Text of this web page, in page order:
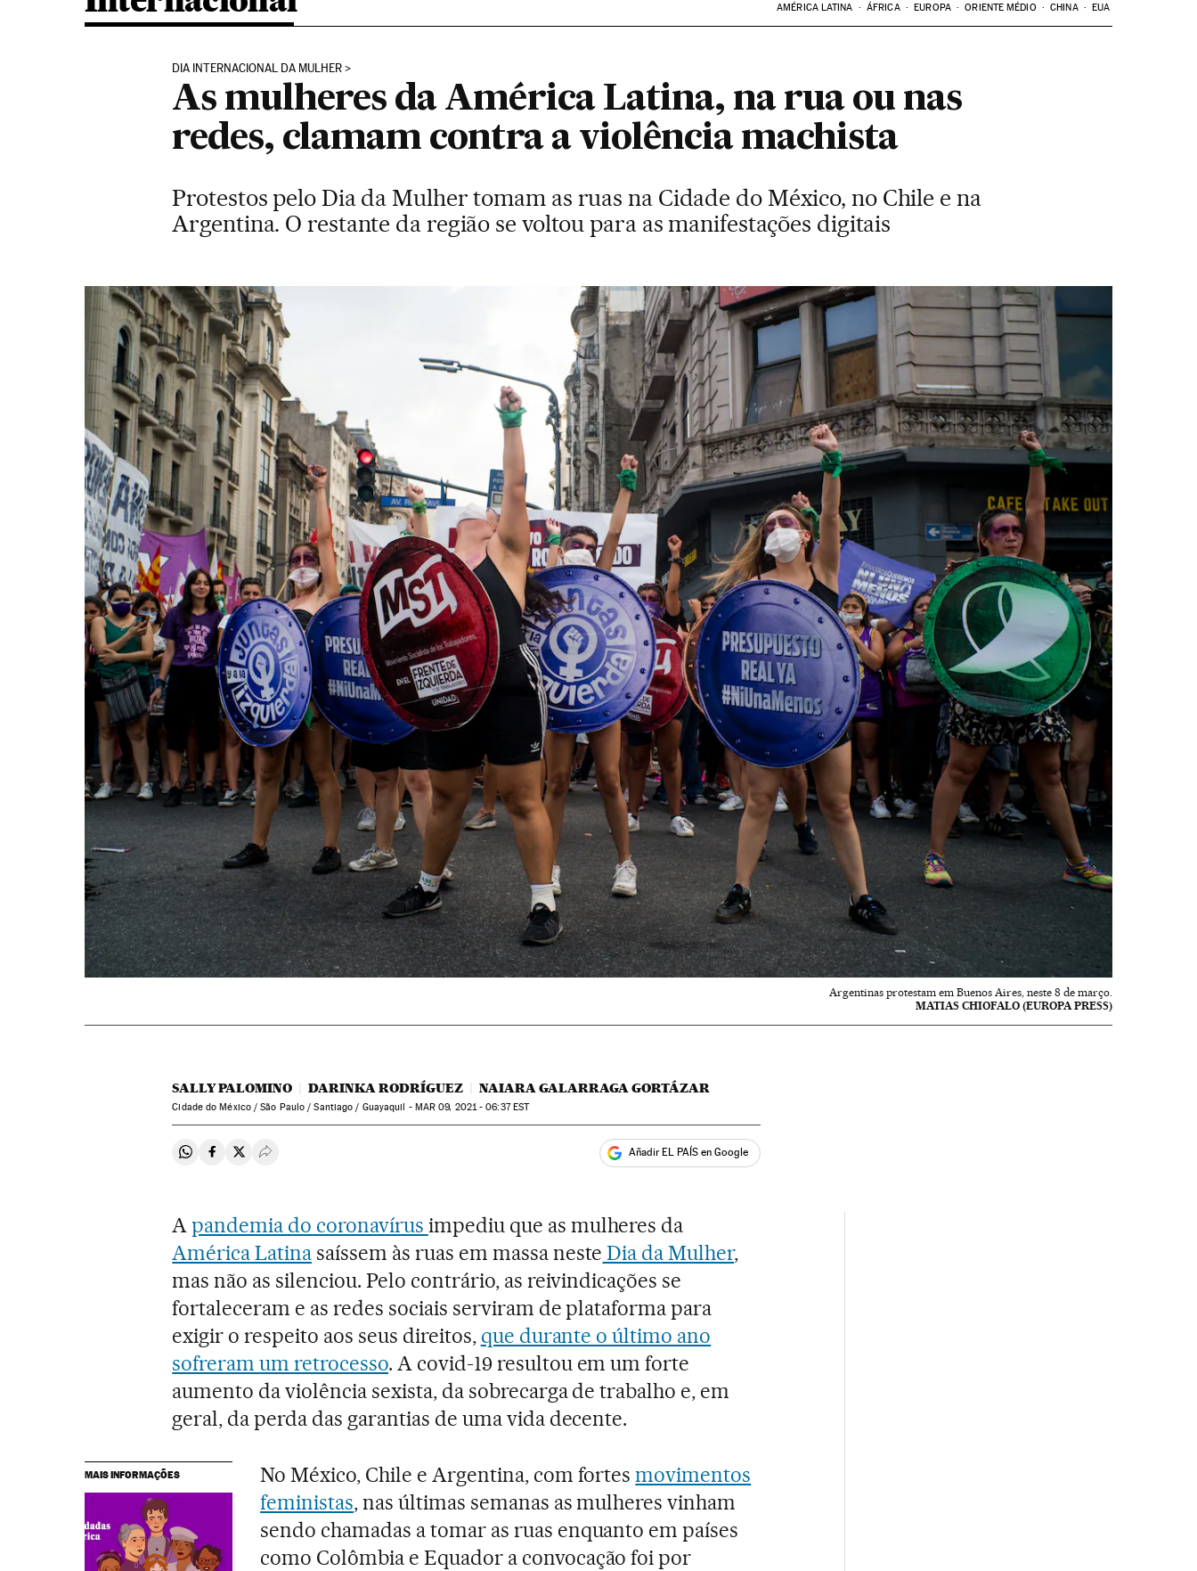
AMÉRICA LATINA ÁFRICA EUROPA ORIENTE MÉDIO CHINA EUA
DIA INTERNACIONAL DA MULHER
As mulheres da América Latina, na rua ou nas
redes, clamam contra a violência machista
Protestos pelo Dia da Mulher tomam as ruas na Cidade do México, no Chile e na
Argentina. O restante da região se voltou para as manifestações digitais
Argentinas protestam em Buenos Aires, neste 8 de março.
MATIAS CHIOFALO (EUROPA PRESS)
SALLY PALOMINO DARINKA RODRÍGUEZ NAIARA GALARRAGA GORTÁZAR
Cidade do México / São Paulo / Santiago / Guayaquil - MAR 09, 2021 - 06:37EST
Compartir en Whatsapp
Compartir en Facebook
Compartir en Twitter
Desplegar Redes Sociales Añadir EL PAÍS en Google
Apandemia do coronavírus impediu que as mulheres da
América Latina saíssem às ruas em massa neste Dia da Mulher,
mas não as silenciou. Pelo contrário, as reivindicações se
fortaleceram e as redes sociais serviram de plataforma para
exigir o respeito aos seus direitos, que durante o último ano
sofreram um retrocesso. A covid-19 resultou em um forte
aumento da violência sexista, da sobrecarga de trabalho e, em
geral, da perda das garantias de uma vida decente.
MAIS INFORMAÇÕES No México, Chile e Argentina, com fortesmovimentos
feministas, nas últimas semanas as mulheres vinham
sendo chamadas a tomar as ruas enquanto em países
como Colômbia e Equador a convocação foi por